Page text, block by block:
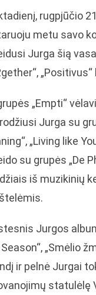
rugpjūčio
metu savo
Jurga šią
„Empti“
Jurga su
„Living like
su grupės „De
iš muzikinių
Jurgos
Season“, „Smėlio
ir pelnė Jurgai
statulėlę